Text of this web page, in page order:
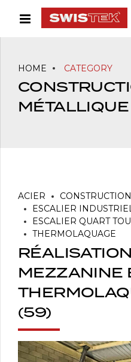
HOME CATEGORY
MÉTALLIQUE
ACIER
ESCALIER
ESCALIER QUART
THERMOLAQUAGE
MEZZANINE
(59)